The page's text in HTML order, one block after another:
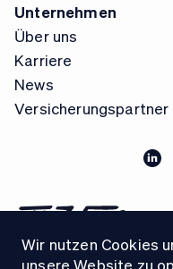
Wir nutzen Cookies
unsere Website zu
Unternehmen
Über uns
Karriere
News
Versicherungspartner